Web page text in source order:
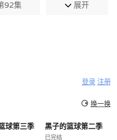
92集 展开
登录 注册
换一换
球第三季 黑子的篮球第二季
已完结